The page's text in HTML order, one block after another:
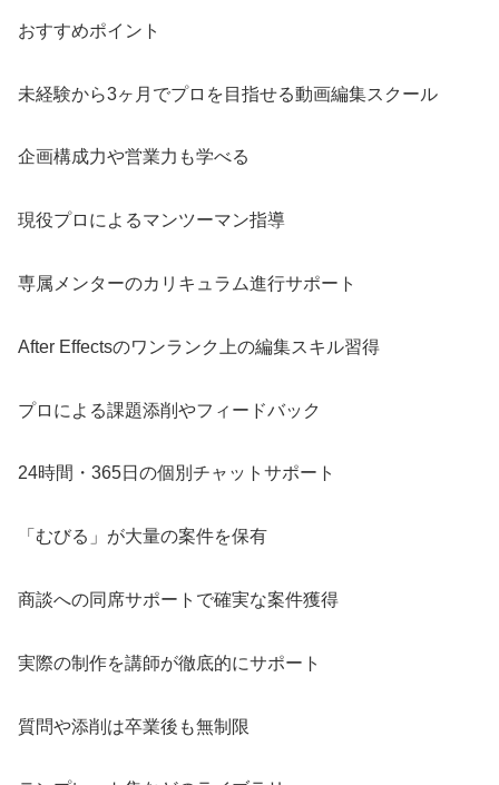
おすすめポイント
未経験から3ヶ月でプロを目指せる動画編集スクール
企画構成力や営業力も学べる
現役プロによるマンツーマン指導
専属メンターのカリキュラム進行サポート
After Effectsのワンランク上の編集スキル習得
プロによる課題添削やフィードバック
24時間・365日の個別チャットサポート
「むびる」が大量の案件を保有
商談への同席サポートで確実な案件獲得
実際の制作を講師が徹底的にサポート
質問や添削は卒業後も無制限